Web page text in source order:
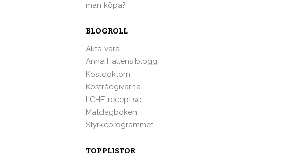
man köpa?
BLOGROLL
Äkta vara
Anna Halléns blogg
Kostdoktorn
Kostrådgivarna
LCHF-recept.se
Matdagboken
Styrkeprogrammet
TOPPLISTOR